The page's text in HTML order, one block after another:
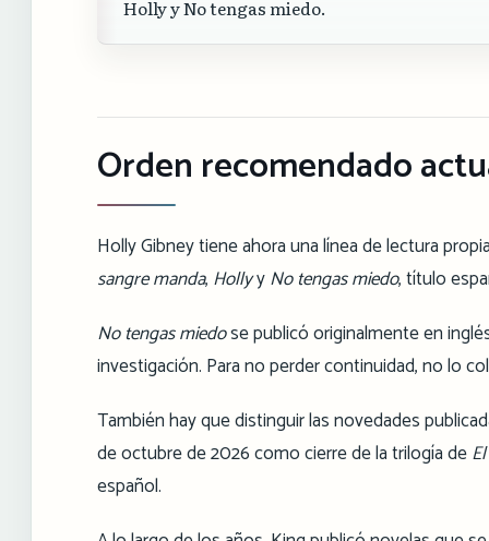
Holly y No tengas miedo.
Orden recomendado
Holly Gibney tiene ahora una línea de lectura
sangre manda, HollyyNo tengas miedo, título
No tengas miedose publicó originalmente en
investigación. Para no perder continuidad, no lo
También hay que distinguir las novedades
de octubre de 2026 como cierre de la trilogía de
español.